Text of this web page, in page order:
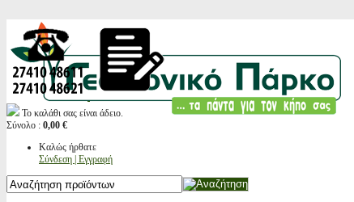
Το καλάθι σας είναι άδειο.
Σύνολο : 0,00 €
Καλώς ήρθατε
Σύνδεση | Εγγραφή